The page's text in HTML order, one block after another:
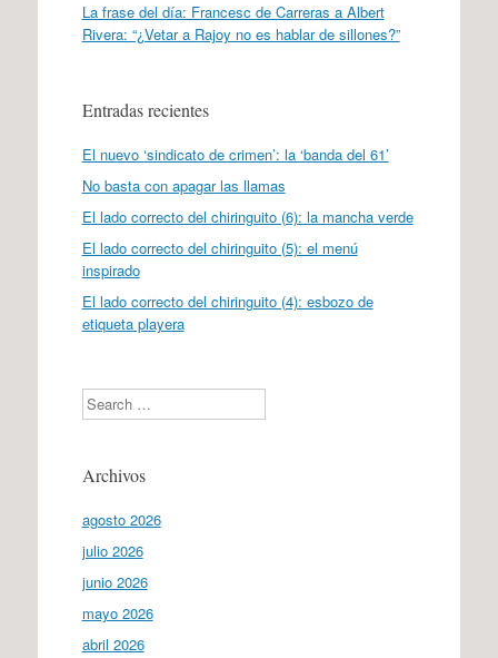
La frase del día: Francesc de Carreras a Albert
Rivera: “¿Vetar a Rajoy no es hablar de sillones?”
Entradas recientes
El nuevo ‘sindicato de crimen’: la ‘banda del 61’
No basta con apagar las llamas
El lado correcto del chiringuito (6): la mancha verde
El lado correcto del chiringuito (5): el menú
inspirado
El lado correcto del chiringuito (4): esbozo de
etiqueta playera
Search
Archivos
agosto 2026
julio 2026
junio 2026
mayo 2026
abril 2026